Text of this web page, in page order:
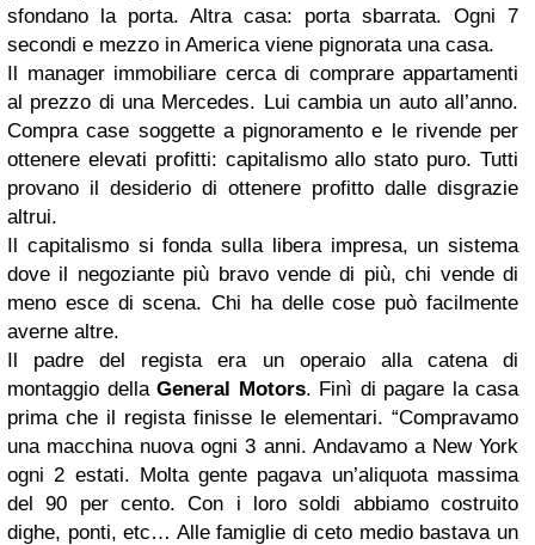
sfondano la porta. Altra casa: porta sbarrata. Ogni 7
secondi e mezzo in America viene pignorata una casa.
Il manager immobiliare cerca di comprare appartamenti
al prezzo di una Mercedes. Lui cambia un auto all’anno.
Compra case soggette a pignoramento e le rivende per
ottenere elevati profitti: capitalismo allo stato puro. Tutti
provano il desiderio di ottenere profitto dalle disgrazie
altrui.
Il capitalismo si fonda sulla libera impresa, un sistema
dove il negoziante più bravo vende di più, chi vende di
meno esce di scena. Chi ha delle cose può facilmente
averne altre.
Il padre del regista era un operaio alla catena di
montaggio della General Motors. Finì di pagare la casa
prima che il regista finisse le elementari. “Compravamo
una macchina nuova ogni 3 anni. Andavamo a New York
ogni 2 estati. Molta gente pagava un’aliquota massima
del 90 per cento. Con i loro soldi abbiamo costruito
dighe, ponti, etc… Alle famiglie di ceto medio bastava un